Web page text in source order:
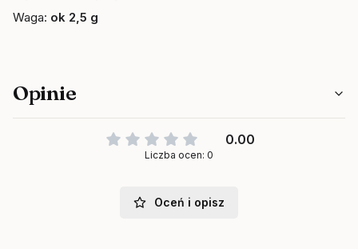
Waga: ok 2,5 g
Opinie
0.00
Liczba ocen: 0
Oceń i opisz